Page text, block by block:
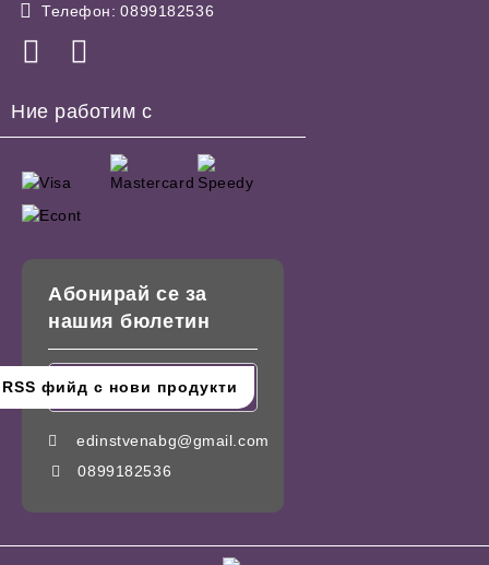
Телефон: 0899182536
Ние работим с
Абонирай се за
нашия бюлетин
edinstvenabg@gmail.com
0899182536